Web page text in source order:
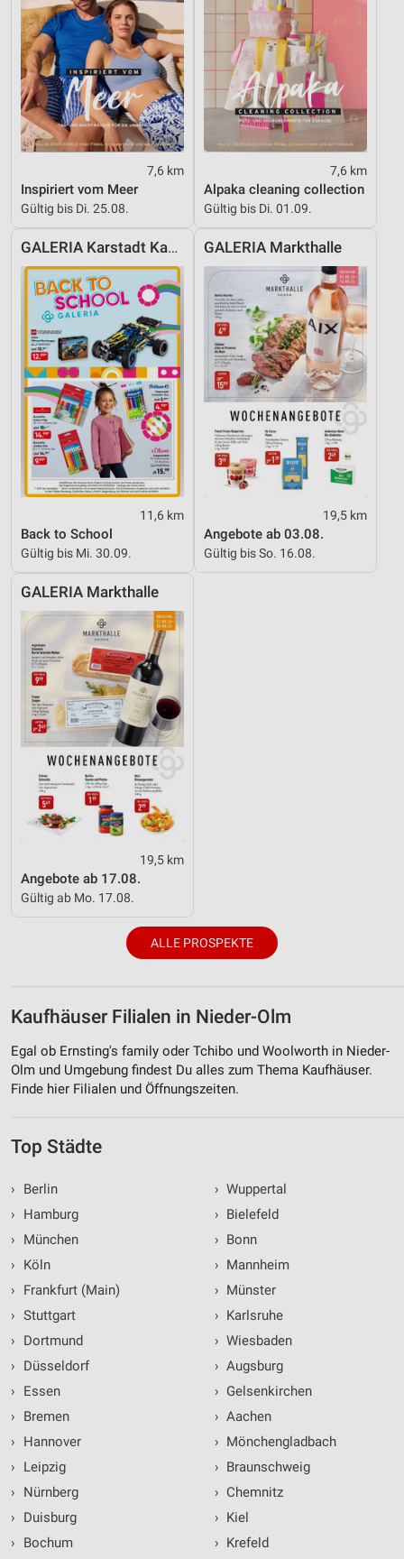
7,6 km
Inspiriert vom Meer
Gültig bis Di. 25.08.
7,6 km
Alpaka cleaning collection
Gültig bis Di. 01.09.
GALERIA Karstadt Kaufhof
11,6 km
Back to School
Gültig bis Mi. 30.09.
GALERIA Markthalle
19,5 km
Angebote ab 03.08.
Gültig bis So. 16.08.
GALERIA Markthalle
19,5 km
Angebote ab 17.08.
Gültig ab Mo. 17.08.
ALLE PROSPEKTE
Kaufhäuser Filialen in Nieder-Olm
Egal ob Ernsting's family oder Tchibo und Woolworth in Nieder-
Olm und Umgebung findest Du alles zum Thema Kaufhäuser.
Finde hier Filialen und Öffnungszeiten.
Top Städte
›
Berlin
›
Hamburg
›
München
›
Köln
›
Frankfurt (Main)
› Stuttgart
›
Dortmund
›
Düsseldorf
›
Essen
›
Bremen
›
Hannover
›
Leipzig
›
Nürnberg
›
Duisburg
›
Bochum
› Wuppertal
› Bielefeld
› Bonn
› Mannheim
› Münster
› Karlsruhe
› Wiesbaden
› Augsburg
› Gelsenkirchen
› Aachen
› Mönchengladbach
› Braunschweig
› Chemnitz
› Kiel
› Krefeld